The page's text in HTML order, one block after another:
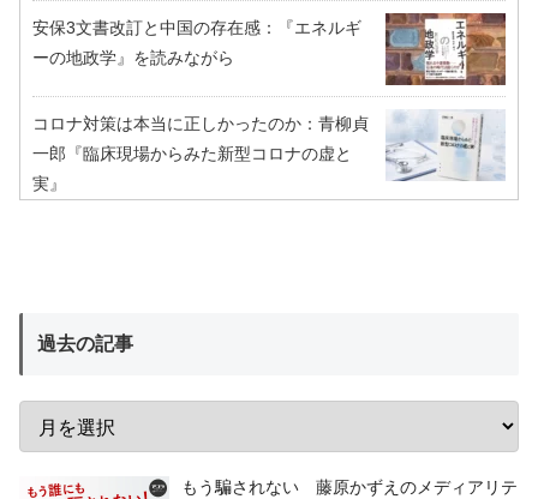
安保3文書改訂と中国の存在感：『エネルギ
ーの地政学』を読みながら
コロナ対策は本当に正しかったのか：青柳貞
一郎『臨床現場からみた新型コロナの虚と
実』
過去の記事
もう騙されない 藤原かずえのメディアリテ